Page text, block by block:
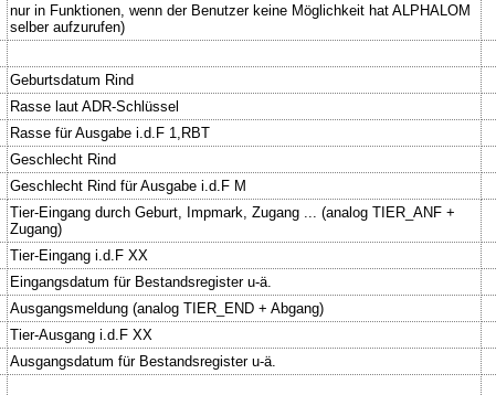
nur in Funktionen, wenn der Benutzer keine Möglichkeit hat ALPHALOM
selber aufzurufen)
Geburtsdatum Rind
Rasse laut ADR-Schlüssel
Rasse für Ausgabe i.d.F 1,RBT
Geschlecht Rind
Geschlecht Rind für Ausgabe i.d.F M
Tier-Eingang durch Geburt, Impmark, Zugang ... (analog TIER_ANF +
Zugang)
Tier-Eingang i.d.F XX
Eingangsdatum für Bestandsregister u-ä.
Ausgangsmeldung (analog TIER_END + Abgang)
Tier-Ausgang i.d.F XX
Ausgangsdatum für Bestandsregister u-ä.